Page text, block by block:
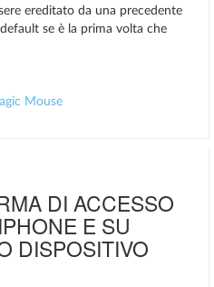
ereditato da una precedente
se è la prima volta che
Mouse
DI ACCESSO
E SU
DISPOSITIVO